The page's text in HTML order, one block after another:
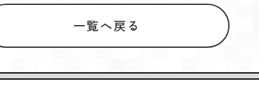
一覧へ戻る